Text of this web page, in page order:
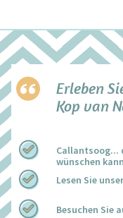
Erleben
Kop van
Callantsoog...
wünschen
Lesen Sie
Besuchen Sie